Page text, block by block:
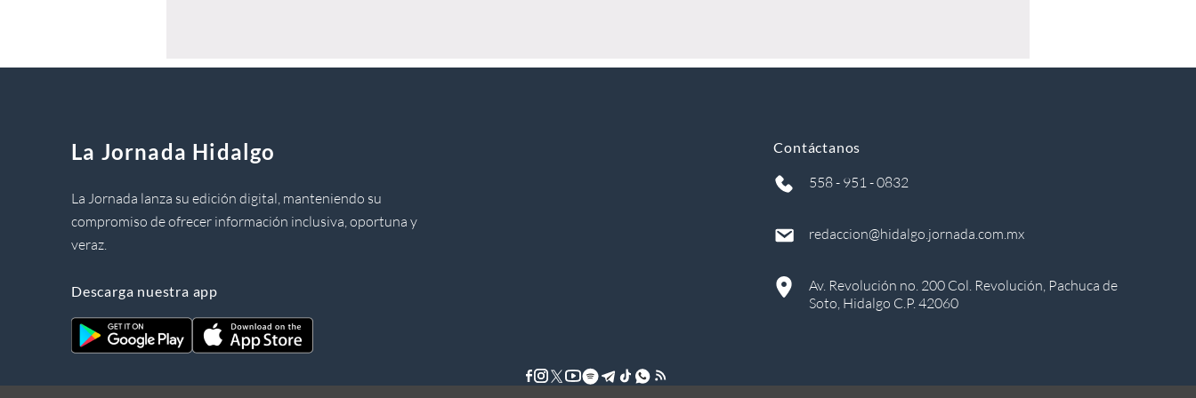
La Jornada Hidalgo
La Jornada lanza su edición digital, manteniendo su
compromiso de ofrecer información inclusiva, oportuna y
veraz.
Descarga nuestra app
Contáctanos
558 - 951 - 0832
redaccion@hidalgo.jornada.com.mx
Av. Revolución no. 200 Col. Revolución, Pachuca de
Soto, Hidalgo C.P. 42060